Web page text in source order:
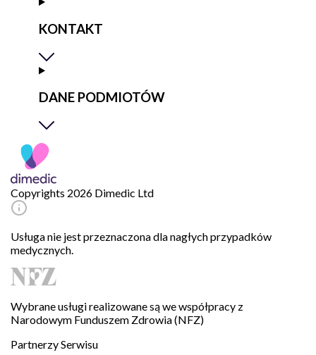
KONTAKT
DANE PODMIOTÓW
Copyrights 2026 Dimedic Ltd
Usługa nie jest przeznaczona dla nagłych przypadków
medycznych.
Wybrane usługi realizowane są we współpracy z
Narodowym Funduszem Zdrowia (NFZ)
Partnerzy Serwisu